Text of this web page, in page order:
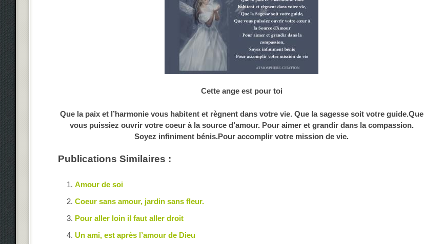
Cette ange est pour toi
Que la paix et l’harmonie vous habitent et règnent dans votre vie. Que la sagesse soit votre guide.Que
vous puissiez ouvrir votre coeur à la source d’amour. Pour aimer et grandir dans la compassion.
Soyez infiniment bénis.Pour accomplir votre mission de vie.
Publications Similaires :
Amour de soi
Coeur sans amour, jardin sans fleur.
Pour aller loin il faut aller droit
Un ami, est après l’amour de Dieu